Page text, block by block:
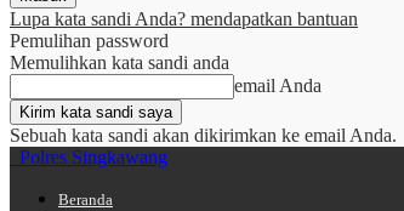
Lupa kata sandi Anda? mendapatkan bantuan
Pemulihan password
Memulihkan kata sandi anda
email Anda
Sebuah kata sandi akan dikirimkan ke email Anda.
Polres Singkawang
Beranda